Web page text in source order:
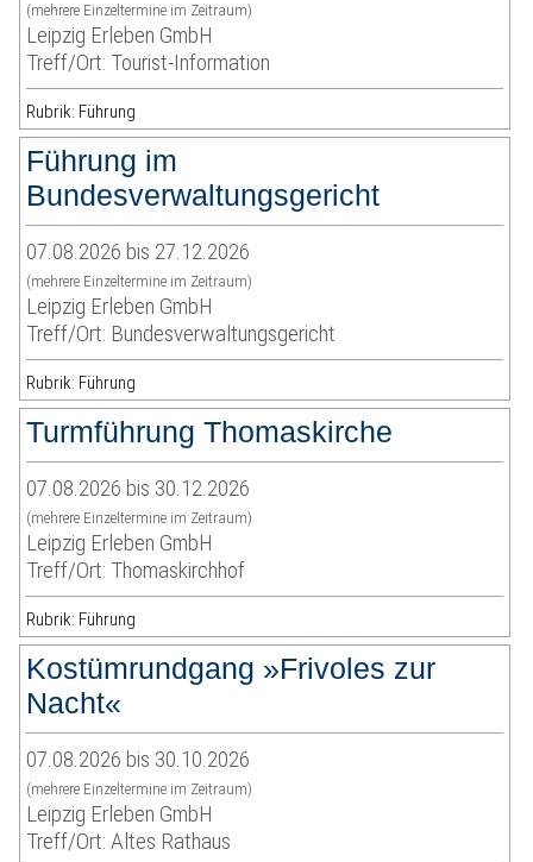
(mehrere Einzeltermine im Zeitraum)
Leipzig Erleben GmbH
Treff/Ort: Tourist-Information
Rubrik: Führung
Führung im
Bundesverwaltungsgericht
07.08.2026 bis 27.12.2026
(mehrere Einzeltermine im Zeitraum)
Leipzig Erleben GmbH
Treff/Ort: Bundesverwaltungsgericht
Rubrik: Führung
Turmführung Thomaskirche
07.08.2026 bis 30.12.2026
(mehrere Einzeltermine im Zeitraum)
Leipzig Erleben GmbH
Treff/Ort: Thomaskirchhof
Rubrik: Führung
Kostümrundgang »Frivoles zur
Nacht«
07.08.2026 bis 30.10.2026
(mehrere Einzeltermine im Zeitraum)
Leipzig Erleben GmbH
Treff/Ort: Altes Rathaus